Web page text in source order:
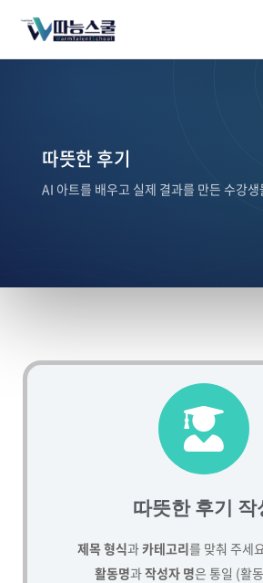
따뜻한 후기
AI 아트를 배우고 실제 결과를 만든 수강
따뜻한 후기 작
제목 형식과카테고리를 맞춰 주세
활동명과작성자 명은 통일 (활